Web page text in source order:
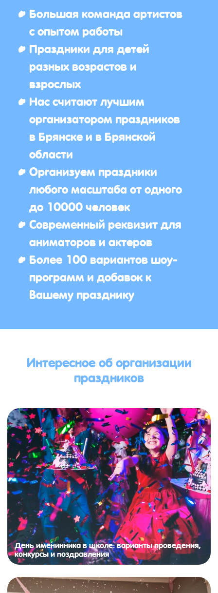
Большая команда артистов
с опытом работы
Праздники для детей
разных возрастов и
взрослых
Нас считают лучшим
организатором праздников
в Брянске и в Брянской
области
Организуем праздники
любого масштаба от одного
до 10000 человек
Современный реквизит для
аниматоров и актеров
Более 100 вариантов шоу-
программ и добавок к
Вашему празднику
Интересное об организации
праздников
День именинника в школе: варианты проведения,
конкурсы и поздравления